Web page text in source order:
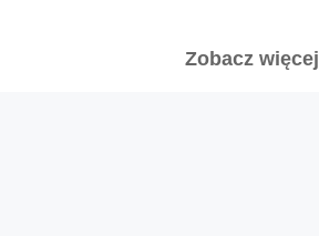
Zobacz więcej